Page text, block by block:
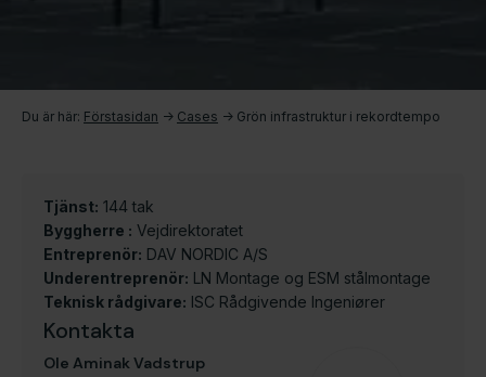
Du är här: Förstasidan -> Cases -> Grön infrastruktur i rekordtempo
Tjänst: 144 tak
Byggherre : Vejdirektoratet
Entreprenör: DAV NORDIC A/S
Underentreprenör: LN Montage og ESM stålmontage
Teknisk rådgivare: ISC Rådgivende Ingeniører
Kontakta
Ole Aminak Vadstrup